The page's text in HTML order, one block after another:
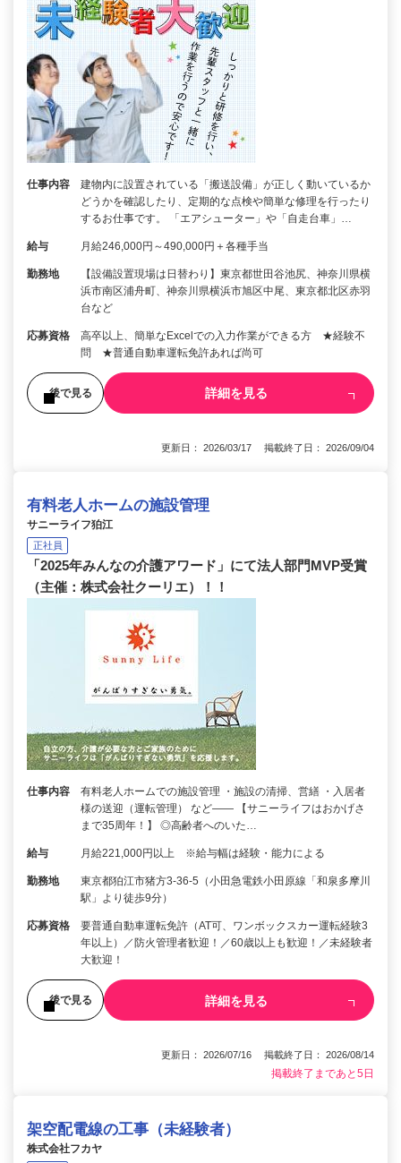
仕事内容
建物内に設置されている「搬送設備」が正しく動いているか
どうかを確認したり、定期的な点検や簡単な修理を行ったり
するお仕事です。 「エアシューター」や「自走台車」…
給与 月給246,000円～490,000円＋各種手当
勤務地
【設備設置現場は日替わり】東京都世田谷池尻、神奈川県横
浜市南区浦舟町、神奈川県横浜市旭区中尾、東京都北区赤羽
台など
応募資格
高卒以上、簡単なExcelでの入力作業ができる方 ★経験不
問 ★普通自動車運転免許あれば尚可
後で見る 詳細を見る
更新日： 2026/03/17 掲載終了日： 2026/09/04
有料老人ホームの施設管理
サニーライフ狛江
正社員
「2025年みんなの介護アワード」にて法人部門MVP受賞
（主催：株式会社クーリエ）！！
仕事内容
有料老人ホームでの施設管理 ・施設の清掃、営繕 ・入居者
様の送迎（運転管理） など―― 【サニーライフはおかげさ
まで35周年！】 ◎高齢者へのいた…
給与 月給221,000円以上 ※給与幅は経験・能力による
勤務地
東京都狛江市猪方3-36-5（小田急電鉄小田原線「和泉多摩川
駅」より徒歩9分）
応募資格
要普通自動車運転免許（AT可、ワンボックスカー運転経験3
年以上）／防火管理者歓迎！／60歳以上も歓迎！／未経験者
大歓迎！
後で見る 詳細を見る
更新日： 2026/07/16 掲載終了日： 2026/08/14
掲載終了まであと5日
架空配電線の工事（未経験者）
株式会社フカヤ